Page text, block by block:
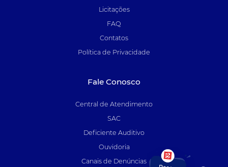
Licitações
FAQ
Contatos
Política de Privacidade
Fale Conosco
Central de Atendimento
SAC
Deficiente Auditivo
Ouvidoria
Canais de Denúncias